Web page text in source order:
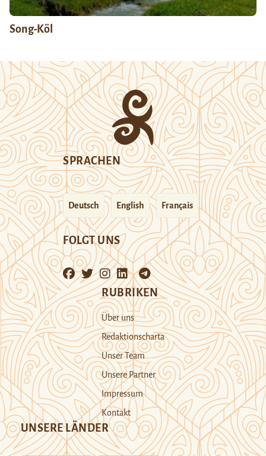
Song-Köl
SPRACHEN
Deutsch English Français
FOLGT UNS
RUBRIKEN
Über uns
Redaktionscharta
Unser Team
Unsere Partner
Impressum
Kontakt
UNSERE LÄNDER